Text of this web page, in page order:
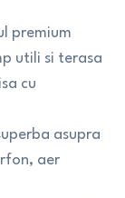
premium
utili si terasa
cu
asupra
aer